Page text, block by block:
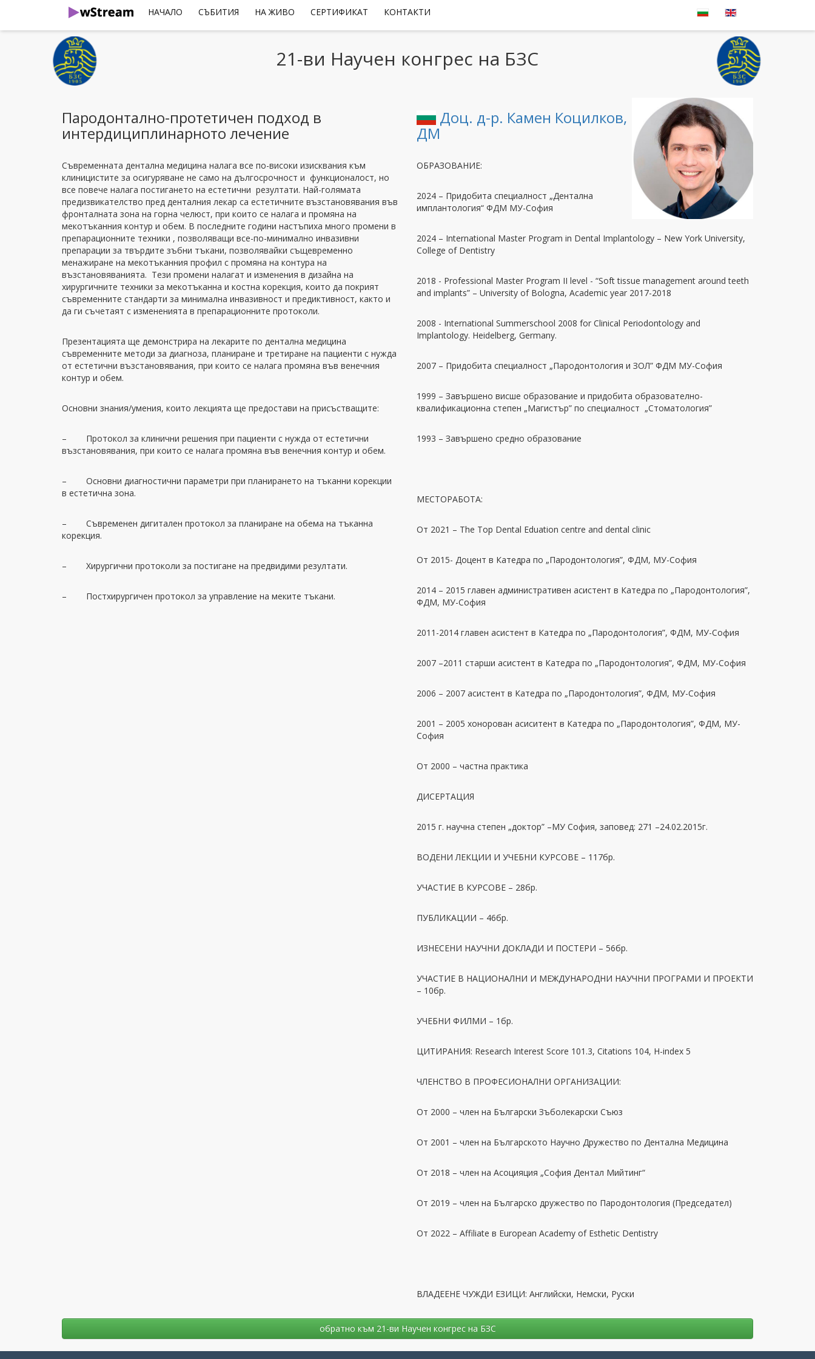
НАЧАЛО СЪБИТИЯ НА ЖИВО СЕРТИФИКАТ КОНТАКТИ
21-ви Научен конгрес на БЗС
Пародонтално-протетичен подход в
интердициплинарното лечение
Съвременната дентална медицина налага все по-високи изисквания към
клиницистите за осигуряване не само на дългосрочност и функционалост, но
все повече налага постигането на естетични резултати. Най-голямата
предизвикателство пред денталния лекар са естетичните възстановявания във
фронталната зона на горна челюст, при които се налага и промяна на
мекотъканния контур и обем. В последните години настъпиха много промени в
препарационните техники , позволяващи все-по-минимално инвазивни
препарации за твърдите зъбни тъкани, позволявайки същевременно
менажиране на мекотъканния профил с промяна на контура на
възстановяванията. Тези промени налагат и изменения в дизайна на
хирургичните техники за мекотъканна и костна корекция, които да покрият
съвременните стандарти за минимална инвазивност и предиктивност, както и
да ги съчетаят с измененията в препарационните протоколи.
Презентацията ще демонстрира на лекарите по дентална медицина
съвременните методи за диагноза, планиране и третиране на пациенти с нужда
от естетични възстановявания, при които се налага промяна във венечния
контур и обем.
Основни знания/умения, които лекцията ще предостави на присъстващите:
– Протокол за клинични решения при пациенти с нужда от естетични
възстановявания, при които се налага промяна във венечния контур и обем.
– Основни диагностични параметри при планирането на тъканни корекции
в естетична зона.
– Съвременен дигитален протокол за планиране на обема на тъканна
корекция.
– Хирургични протоколи за постигане на предвидими резултати.
– Постхирургичен протокол за управление на меките тъкани.
Доц. д-р. Камен Коцилков,
ДМ
ОБРАЗОВАНИЕ:
2024 – Придобита специалност „Дентална
имплантология“ ФДМ МУ-София
2024 – International Master Program in Dental Implantology – New York University,
College of Dentistry
2018 - Professional Master Program II level - “Soft tissue management around teeth
and implants” – University of Bologna, Academic year 2017-2018
2008 - International Summerschool 2008 for Clinical Periodontology and
Implantology. Heidelberg, Germany.
2007 – Придобита специалност „Пародонтология и ЗОЛ” ФДМ МУ-София
1999 – Завършено висше образование и придобита образователно-
квалификационна степен „Магистър” по специалност „Стоматология”
1993 – Завършено средно образование
МЕСТОРАБОТА:
От 2021 – The Top Dental Eduation centre and dental clinic
От 2015- Доцент в Катедра по „Пародонтология”, ФДМ, МУ-София
2014 – 2015 главен административен асистент в Катедра по „Пародонтология”,
ФДМ, МУ-София
2011-2014 главен асистент в Катедра по „Пародонтология”, ФДМ, МУ-София
2007 –2011 старши асистент в Катедра по „Пародонтология”, ФДМ, МУ-София
2006 – 2007 асистент в Катедра по „Пародонтология”, ФДМ, МУ-София
2001 – 2005 хонорован асиситент в Катедра по „Пародонтология”, ФДМ, МУ-
София
От 2000 – частна практика
ДИСЕРТАЦИЯ
2015 г. научна степен „доктор” –МУ София, заповед: 271 –24.02.2015г.
ВОДЕНИ ЛЕКЦИИ И УЧЕБНИ КУРСОВЕ – 117бр.
УЧАСТИЕ В КУРСОВЕ – 28бр.
ПУБЛИКАЦИИ – 46бр.
ИЗНЕСЕНИ НАУЧНИ ДОКЛАДИ И ПОСТЕРИ – 56бр.
УЧАСТИЕ В НАЦИОНАЛНИ И МЕЖДУНАРОДНИ НАУЧНИ ПРОГРАМИ И ПРОЕКТИ
– 10бр.
УЧЕБНИ ФИЛМИ – 1бр.
ЦИТИРАНИЯ: Research Interest Score 101.3, Citations 104, H-index 5
ЧЛЕНСТВО В ПРОФЕСИОНАЛНИ ОРГАНИЗАЦИИ:
От 2000 – член на Български Зъболекарски Съюз
От 2001 – член на Българското Научно Дружество по Дентална Медицина
От 2018 – член на Асоцияция „София Дентал Мийтинг“
От 2019 – член на Българско дружество по Пародонтология (Председател)
От 2022 – Affiliate в European Academy of Esthetic Dentistry
ВЛАДЕЕНЕ ЧУЖДИ ЕЗИЦИ: Английски, Немски, Руски
oбратно към 21-ви Научен конгрес на БЗС